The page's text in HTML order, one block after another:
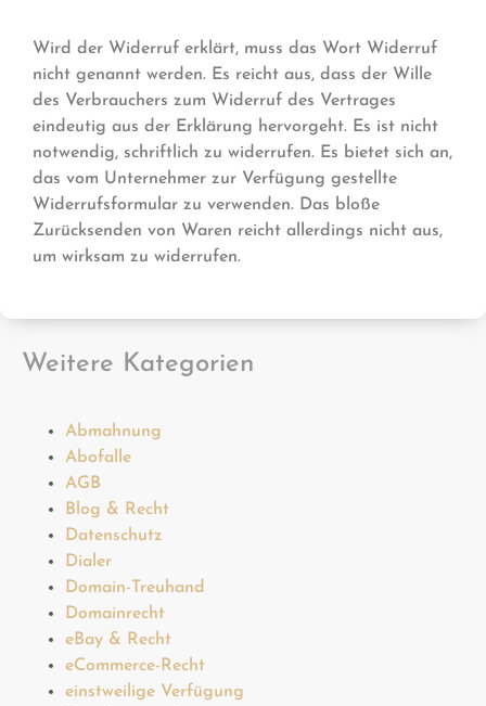
Wird der Widerruf erklärt, muss das Wort Widerruf
nicht genannt werden. Es reicht aus, dass der Wille
des Verbrauchers zum Widerruf des Vertrages
eindeutig aus der Erklärung hervorgeht. Es ist nicht
notwendig, schriftlich zu widerrufen. Es bietet sich an,
das vom Unternehmer zur Verfügung gestellte
Widerrufsformular zu verwenden. Das bloße
Zurücksenden von Waren reicht allerdings nicht aus,
um wirksam zu widerrufen.
Weitere Kategorien
Abmahnung
Abofalle
AGB
Blog & Recht
Datenschutz
Dialer
Domain-Treuhand
Domainrecht
eBay & Recht
eCommerce-Recht
einstweilige Verfügung